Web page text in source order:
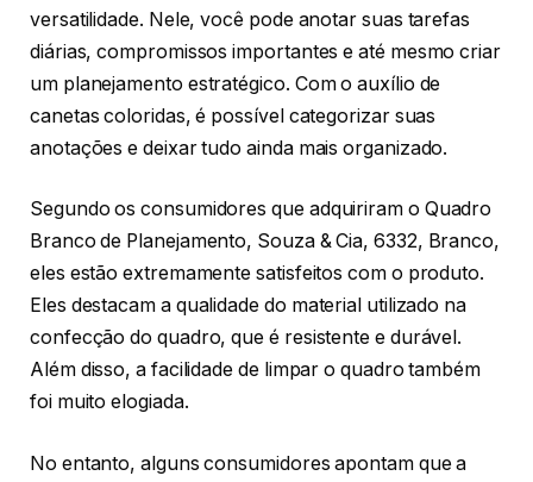
versatilidade. Nele, você pode anotar suas tarefas
diárias, compromissos importantes e até mesmo criar
um planejamento estratégico. Com o auxílio de
canetas coloridas, é possível categorizar suas
anotações e deixar tudo ainda mais organizado.
Segundo os consumidores que adquiriram o Quadro
Branco de Planejamento, Souza & Cia, 6332, Branco,
eles estão extremamente satisfeitos com o produto.
Eles destacam a qualidade do material utilizado na
confecção do quadro, que é resistente e durável.
Além disso, a facilidade de limpar o quadro também
foi muito elogiada.
No entanto, alguns consumidores apontam que a